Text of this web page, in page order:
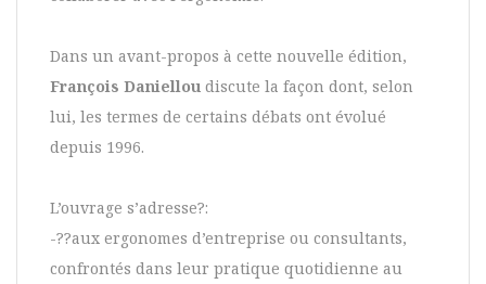
Dans un avant-propos à cette nouvelle édition,
François Daniellou discute la façon dont, selon
lui, les termes de certains débats ont évolué
depuis 1996.
L’ouvrage s’adresse?:
-??aux ergonomes d’entreprise ou consultants,
confrontés dans leur pratique quotidienne au